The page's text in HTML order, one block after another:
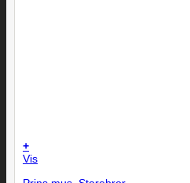
+
Vis